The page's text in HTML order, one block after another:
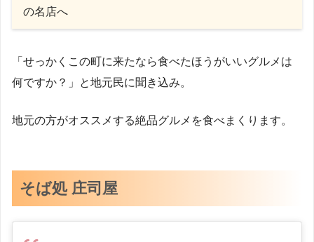
の名店へ
「せっかくこの町に来たなら食べたほうがいいグルメは
何ですか？」と地元民に聞き込み。
地元の方がオススメする絶品グルメを食べまくります。
そば処 庄司屋